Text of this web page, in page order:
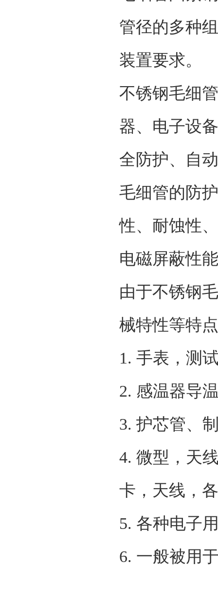
管径的多种
装置要求。
不锈钢毛细
器、电子设
全防护、自
毛细管的防
性、耐蚀性
电磁屏蔽性
由于不锈钢
械特性等特
1. 手表，测
2. 感温器导
3. 护芯管、
4. 微型，天
卡，天线，
5. 各种电子
6. 一般被用